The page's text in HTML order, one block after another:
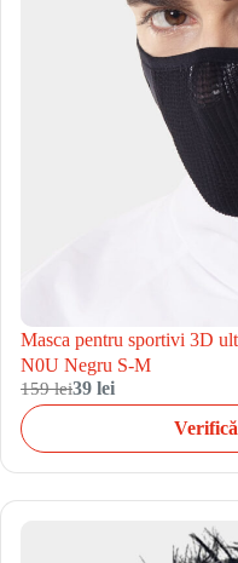
Masca pentru sportivi 3D
N0U Negru S-M
159 lei39 lei